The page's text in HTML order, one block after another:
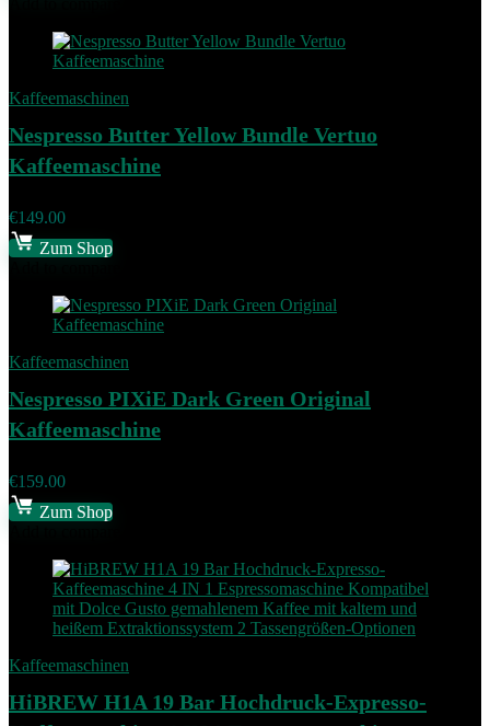
Kaffeemaschinen
Nespresso Butter Yellow Bundle Vertuo
Kaffeemaschine
€149.00
Zum Shop
Kaffeemaschinen
Nespresso PIXiE Dark Green Original
Kaffeemaschine
€159.00
Zum Shop
Kaffeemaschinen
HiBREW H1A 19 Bar Hochdruck-Expresso-